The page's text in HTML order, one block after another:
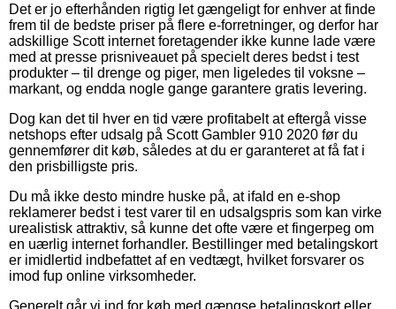
Det er jo efterhånden rigtig let gængeligt for enhver at finde
frem til de bedste priser på flere e-forretninger, og derfor har
adskillige Scott internet foretagender ikke kunne lade være
med at presse prisniveauet på specielt deres bedst i test
produkter – til drenge og piger, men ligeledes til voksne –
markant, og endda nogle gange garantere gratis levering.
Dog kan det til hver en tid være profitabelt at eftergå visse
netshops efter udsalg på Scott Gambler 910 2020 før du
gennemfører dit køb, således at du er garanteret at få fat i
den prisbilligste pris.
Du må ikke desto mindre huske på, at ifald en e-shop
reklamerer bedst i test varer til en udsalgspris som kan virke
urealistisk attraktiv, så kunne det ofte være et fingerpeg om
en uærlig internet forhandler. Bestillinger med betalingskort
er imidlertid indbefattet af en vedtægt, hvilket forsvarer os
imod fup online virksomheder.
Generelt går vi ind for køb med gængse betalingskort eller